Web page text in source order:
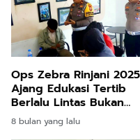
Ops Zebra Rinjani 2025
Ajang Edukasi Tertib
Berlalu Lintas Bukan
Fokus Penindakan
8 bulan yang lalu